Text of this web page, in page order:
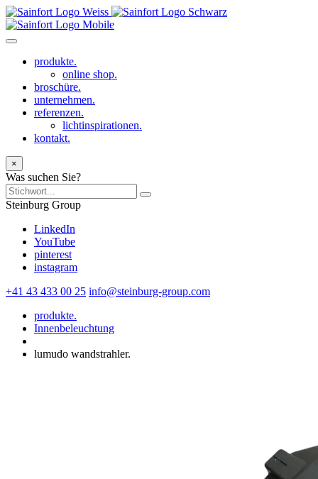
produkte.
online shop.
broschüre.
unternehmen.
referenzen.
lichtinspirationen.
kontakt.
×
Was suchen Sie?
Steinburg Group
LinkedIn
YouTube
pinterest
instagram
+41 43 433 00 25 info@steinburg-group.com
produkte.
Innenbeleuchtung
lumudo wandstrahler.